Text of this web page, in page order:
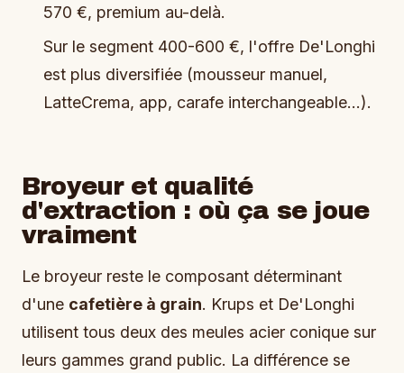
570 €, premium au-delà.
Sur le segment 400-600 €, l'offre De'Longhi
est plus diversifiée (mousseur manuel,
LatteCrema, app, carafe interchangeable…).
Broyeur et qualité
d'extraction : où ça se joue
vraiment
Le broyeur reste le composant déterminant
d'une cafetière à grain. Krups et De'Longhi
utilisent tous deux des meules acier conique sur
leurs gammes grand public. La différence se